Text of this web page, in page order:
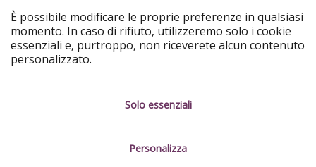
Conoscici meglio
Chi siamo
Lavora con noi
Informazioni legali
Termini d' Uso
È possibile modificare le proprie preferenze in qualsiasi
momento. In caso di rifiuto, utilizzeremo solo i cookie
essenziali e, purtroppo, non riceverete alcun contenuto
personalizzato.
Solo essenziali
Personalizza